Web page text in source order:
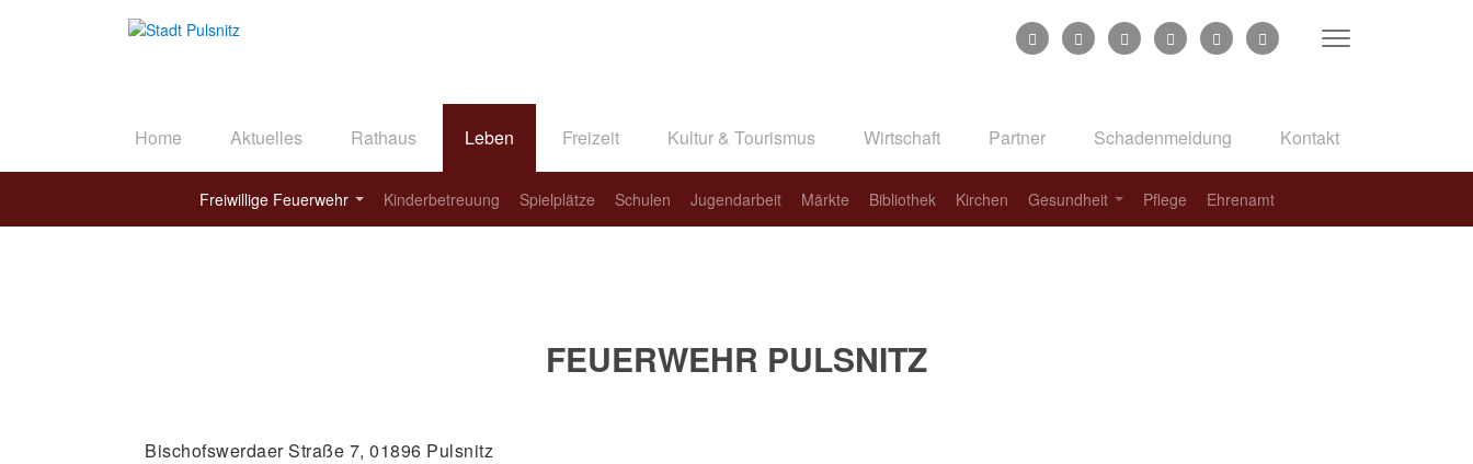
Home Aktuelles Rathaus Leben Freizeit Kultur & Tourismus Wirtschaft Partner Schadenmeldung Kontakt
Freiwillige Feuerwehr Kinderbetreuung Spielplätze Schulen Jugendarbeit Märkte Bibliothek Kirchen Gesundheit Pflege Ehrenamt
FEUERWEHR PULSNITZ
Bischofswerdaer Straße 7, 01896 Pulsnitz